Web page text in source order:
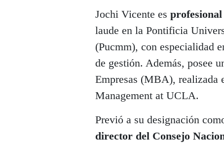
Jochi Vicente es
laude en la Pontificia
(Pucmm), con especialidad
de gestión. Además, posee
Empresas (MBA), realizada
Management at UCLA.
Previó a su designación
director del Consejo